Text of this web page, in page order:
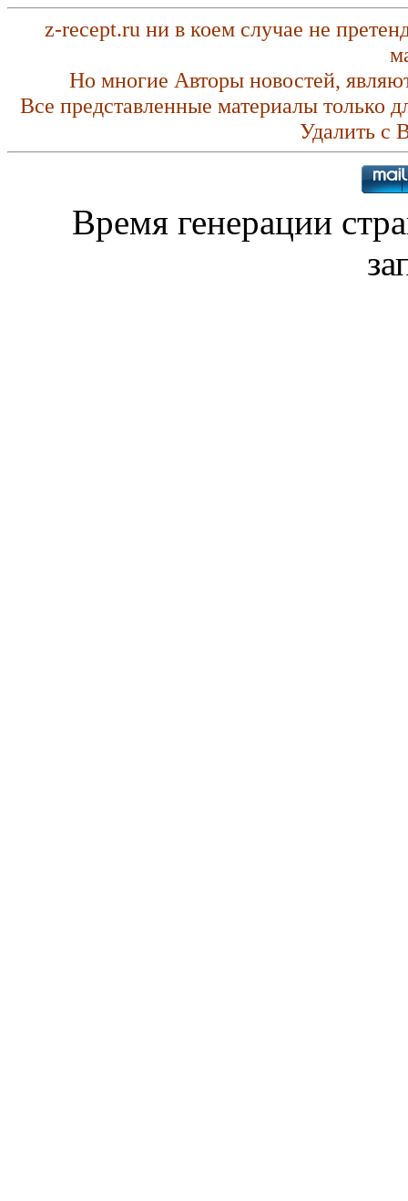
z-recept.ru ни в коем случае не
Но многие Авторы новостей,
Все представленные материалы только
Удалить с
Время генерации